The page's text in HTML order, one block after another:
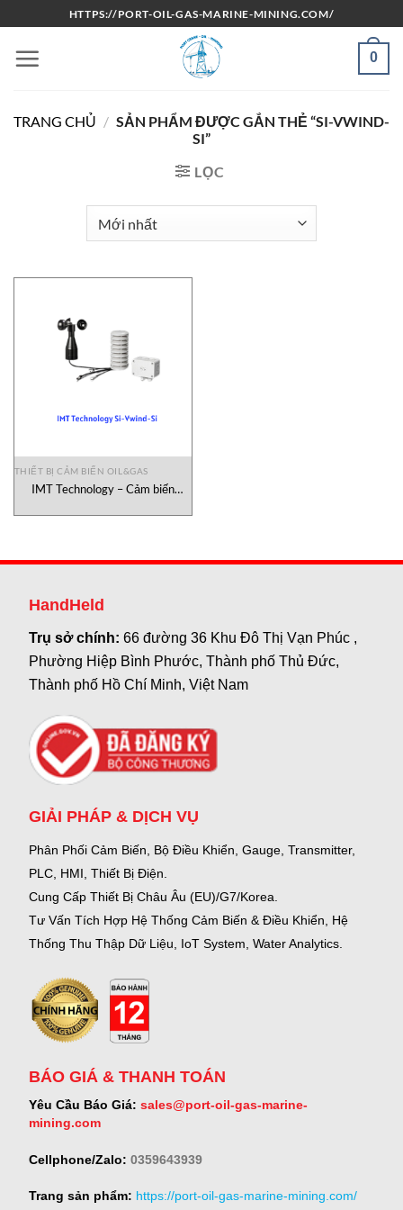
qua
nội
HTTPS://PORT-OIL-GAS-MARINE-MINING.COM/
0
TRANG CHỦ / SẢN PHẨM ĐƯỢC GẮN THẺ “SI-VWIND-
SI”
LỌC
THIẾT BỊ CẢM BIẾN OIL&GAS
IMT Technology – Cảm biến
HandHeld
Trụ sở chính:66 đường 36 Khu Đô Thị Vạn Phúc ,
Phường Hiệp Bình Phước, Thành phố Thủ Đức,
Thành phố Hồ Chí Minh, Việt Nam
GIẢI PHÁP & DỊCH VỤ
Phân Phối Cảm Biến, Bộ Điều Khiển, Gauge, Transmitter,
PLC, HMI, Thiết Bị Điện.
Cung Cấp Thiết Bị Châu Âu (EU)/G7/Korea.
Tư Vấn Tích Hợp Hệ Thống Cảm Biến & Điều Khiển, Hệ
Thống Thu Thập Dữ Liệu, IoT System, Water Analytics.
BÁO GIÁ & THANH TOÁN
Yêu Cầu Báo Giá: sales@port-oil-gas-marine-
mining.com
Cellphone/Zalo: 0359643939
Trang sản phẩm: https://port-oil-gas-marine-mining.com/